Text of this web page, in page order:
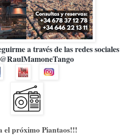
a través de las redes sociales
el próximo Piantaos!!!